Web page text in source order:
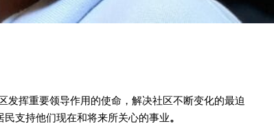
挥重要领导作用的使命，解决社区不断变化的最迫
支持他们现在和将来所关心的事业。